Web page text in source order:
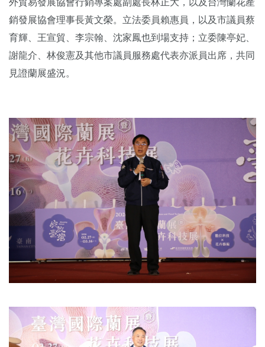
外貿易發展協會行銷專案處副處長林正大，以及台灣蘭花產
銷發展協會理事長黃文榮。立法委員賴惠員，以及市議員蔡
育輝、王宣貿、李宗翰、沈家鳳也到場支持；立委陳亭妃、
謝龍介、林俊憲及其他市議員服務處代表亦派員出席，共同
見證蘭展盛況。